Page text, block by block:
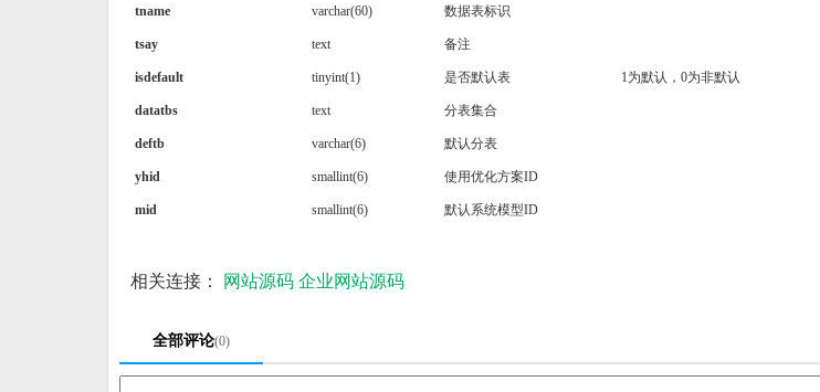
tname varchar(60) 数据表标识
tsay text 备注
isdefault tinyint(1) 是否默认表 1为默认，0为非默认
datatbs text 分表集合
deftb varchar(6) 默认分表
yhid smallint(6) 使用优化方案ID
mid smallint(6) 默认系统模型ID
相关连接： 网站源码 企业网站源码
全部评论(0)